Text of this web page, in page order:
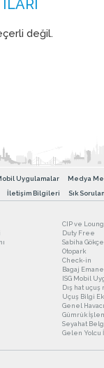
değil.
Uygulamalar Medya
İletişim Bilgileri Sık
CIP ve
Duty Free
Sabiha
Otopark
Check-in
Bagaj
ISG Mobil
Dış hat uçuş
Uçuş Bilgi
Genel
Gümrük
Seyahat
Gelen Yolcu